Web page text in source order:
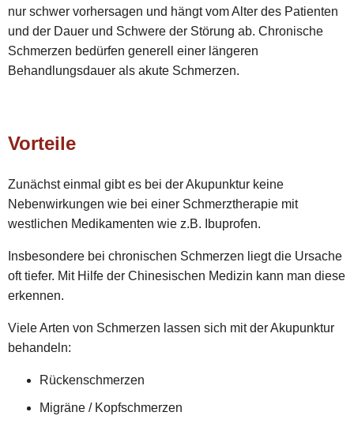
nur schwer vorhersagen und hängt vom Alter des Patienten
und der Dauer und Schwere der Störung ab. Chronische
Schmerzen bedürfen generell einer längeren
Behandlungsdauer als akute Schmerzen.
Vorteile
Zunächst einmal gibt es bei der Akupunktur keine
Nebenwirkungen wie bei einer Schmerztherapie mit
westlichen Medikamenten wie z.B. Ibuprofen.
Insbesondere bei chronischen Schmerzen liegt die Ursache
oft tiefer. Mit Hilfe der Chinesischen Medizin kann man diese
erkennen.
Viele Arten von Schmerzen lassen sich mit der Akupunktur
behandeln:
Rückenschmerzen
Migräne / Kopfschmerzen